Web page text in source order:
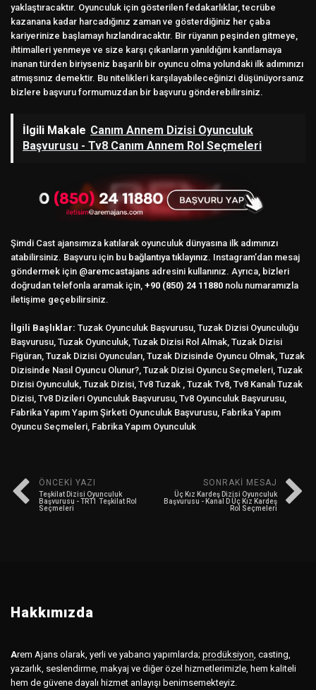
yaklaştıracaktır. Oyunculuk için gösterilen fedakarlıklar, tecrübe
kazanana kadar harcadığınız zaman ve gösterdiğiniz her çaba
kariyerinize başlamayı hızlandıracaktır. Bir rüyanın peşinden gitmeye,
ihtimalleri yenmeye ve size karşı çıkanların yanıldığını kanıtlamaya
inanan türden biriyseniz başarılı bir oyuncu olma yolundaki ilk adımınızı
atmışsınız demektir. Bu nitelikleri karşılayabileceğinizi düşünüyorsanız
bizlere başvuru formumuzdan bir başvuru gönderebilirsiniz.
İlgili Makale Canım Annem Dizisi Oyunculuk
Başvurusu - Tv8 Canım Annem Rol Seçmeleri
Şimdi Cast ajansımıza katılarak oyunculuk dünyasına ilk adımınızı
atabilirsiniz. Başvuru için bu bağlantıya tıklayınız. Instagram’dan mesaj
göndermek için @aremcastajans adresini kullanınız. Ayrıca, bizleri
doğrudan telefonla aramak için, +90 (850) 24 11880 nolu numaramızla
iletişime geçebilirsiniz.
İlgili Başlıklar: Tuzak Oyunculuk Başvurusu, Tuzak Dizisi Oyunculuğu
Başvurusu, Tuzak Oyunculuk, Tuzak Dizisi Rol Almak, Tuzak Dizisi
Figüran, Tuzak Dizisi Oyuncuları, Tuzak Dizisinde Oyuncu Olmak, Tuzak
Dizisinde Nasıl Oyuncu Olunur?, Tuzak Dizisi Oyuncu Seçmeleri, Tuzak
Dizisi Oyunculuk, Tuzak Dizisi, Tv8 Tuzak , Tuzak Tv8, Tv8 Kanalı Tuzak
Dizisi, Tv8 Dizileri Oyunculuk Başvurusu, Tv8 Oyunculuk Başvurusu,
Fabrika Yapım Yapım Şirketi Oyunculuk Başvurusu, Fabrika Yapım
Oyuncu Seçmeleri, Fabrika Yapım Oyunculuk
ÖNCEKI YAZI
Teşkilat Dizisi Oyunculuk
Başvurusu - TRT1 Teşkilat Rol
Seçmeleri
SONRAKI MESAJ
Üç Kız Kardeş Dizisi Oyunculuk
Başvurusu - Kanal D Üç Kız Kardeş
Rol Seçmeleri
Hakkımızda
Arem Ajans olarak, yerli ve yabancı yapımlarda; prodüksiyon casting,
yazarlık, seslendirme, makyaj ve diğer özel hizmetlerimizle, hem kaliteli
hem de güvene dayalı hizmet anlayışı benimsemekteyiz.